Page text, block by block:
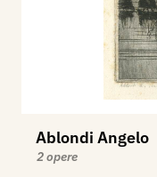
Ablondi Angelo
2 opere